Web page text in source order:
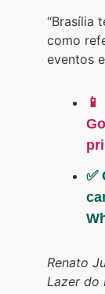
“Brasília
como
eventos
✅
Renato
Lazer do